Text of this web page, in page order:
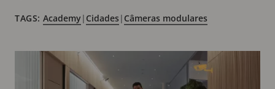
TAGS: Academy| Cidades| Câmeras modulares